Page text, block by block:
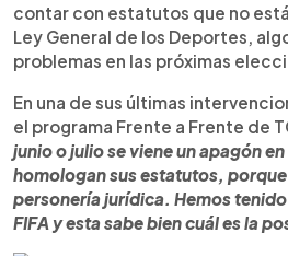
contar con estatutos que no
Ley General de los Deportes,
problemas en las próximas
En una de sus últimas
el programa Frente a Frente de
junio o julio se viene un apagón
homologan sus estatutos,
personería jurídica. Hemos
FIFA y esta sabe bien cuál es la